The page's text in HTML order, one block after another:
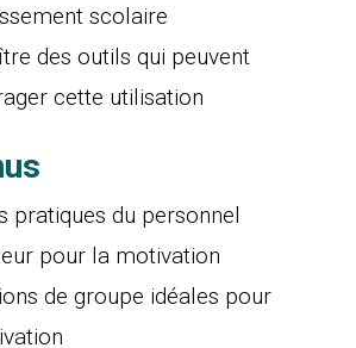
scolaire
des outils qui peuvent
cette utilisation
pratiques du personnel
pour la motivation
de groupe idéales pour